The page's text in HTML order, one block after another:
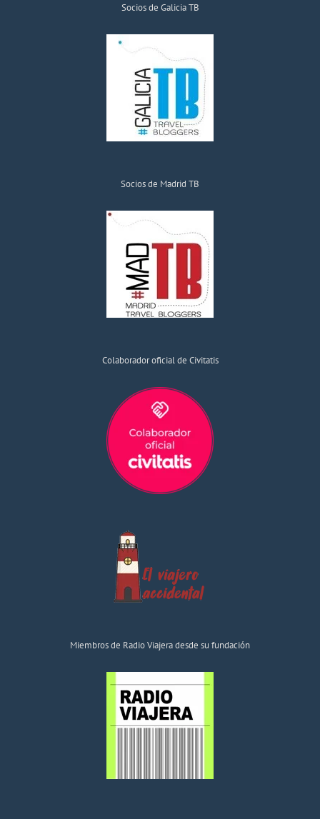
Socios de Galicia TB
Socios de Madrid TB
Colaborador oficial de Civitatis
Miembros de Radio Viajera desde su fundación